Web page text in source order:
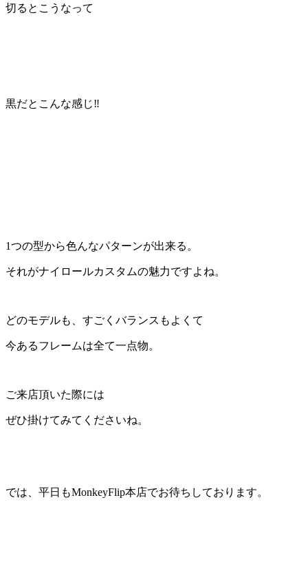
切るとこうなって
黒だとこんな感じ‼
1つの型から色んなパターンが出来る。
それがナイロールカスタムの魅力ですよね。
どのモデルも、すごくバランスもよくて
今あるフレームは全て一点物。
ご来店頂いた際には
ぜひ掛けてみてくださいね。
では、平日もMonkeyFlip本店でお待ちしております。